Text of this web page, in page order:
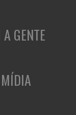
GENTE